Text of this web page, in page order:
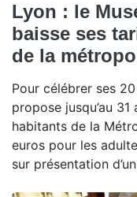
Lyon : le
baisse ses
de la
Pour célébrer ses
propose jusqu’au
habitants de la
euros pour les
sur présentation